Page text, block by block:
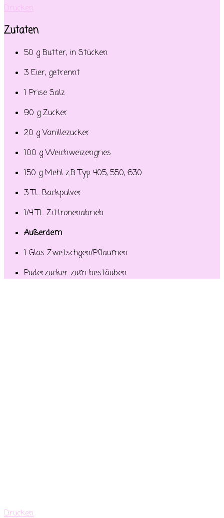
Drucken
Zutaten
50 g Butter, in Stücken
3 Eier, getrennt
1 Prise Salz
90 g Zucker
20 g Vanillezucker
100 g Weichweizengries
150 g Mehl z.B Typ 405, 550, 630
3 TL Backpulver
1/4 TL Zittronenabrieb
Außerdem
1 Glas Zwetschgen/Pflaumen
Puderzucker zum bestäuben
Drucken